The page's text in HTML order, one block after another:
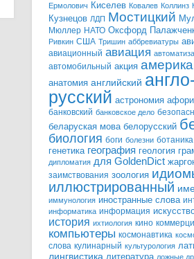
Ермолович Киселев Ковалев Коллинз
Кузнецов ЛДП Мостицкий
Мюллер НАТО Оксфорд
Ривкин США Тришин аббревиатуры
авиационный авиация
автомобильный акция
анатомия английский
русский астрономия
банковский банковское дело
беларуская мова белорусский
биология боги болезни ботаника
генетика география геология
дипломатия для GoldenDict
заимствования зоология
иллюстрированный
иммунология иностранные слова
информатика информация
история ихтиология кино
компьютеры космонавтика
слова кулинарный культурология
лингвистика литература ложные